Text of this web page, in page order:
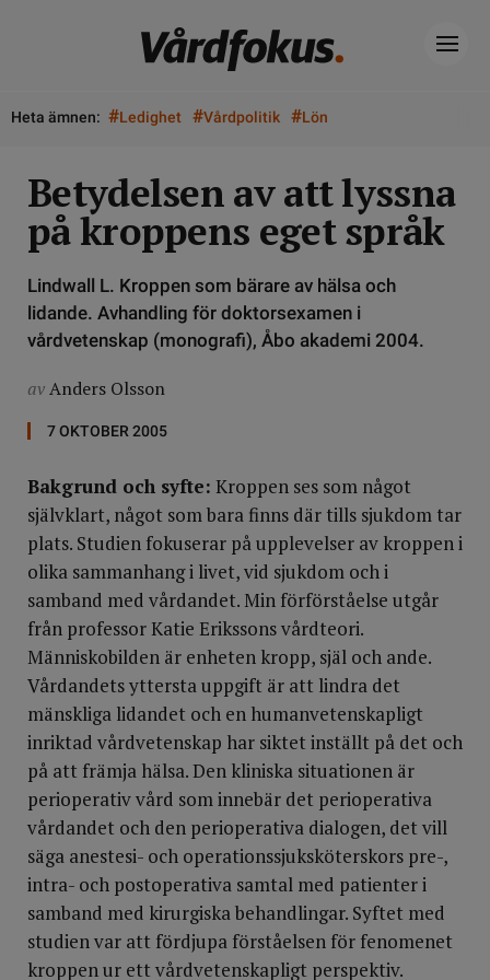
Heta ämnen: #Ledighet #Vårdpolitik #Lön
Betydelsen av att lyssna
på kroppens eget språk
Lindwall L. Kroppen som bärare av hälsa och
lidande. Avhandling för doktorsexamen i
vårdvetenskap (monografi), Åbo akademi 2004.
avAnders Olsson
7 OKTOBER 2005
Bakgrund och syfte: Kroppen ses som något
självklart, något som bara finns där tills sjukdom tar
plats. Studien fokuserar på upplevelser av kroppen i
olika sammanhang i livet, vid sjukdom och i
samband med vårdandet. Min förförståelse utgår
från professor Katie Erikssons vårdteori.
Människobilden är enheten kropp, själ och ande.
Vårdandets yttersta uppgift är att lindra det
mänskliga lidandet och en humanvetenskapligt
inriktad vårdvetenskap har siktet inställt på det och
på att främja hälsa. Den kliniska situationen är
perioperativ vård som innebär det perioperativa
vårdandet och den perioperativa dialogen, det vill
säga anestesi- och operationssjuksköterskors pre-,
intra- och postoperativa samtal med patienter i
samband med kirurgiska behandlingar. Syftet med
studien var att fördjupa förståelsen för fenomenet
kroppen ur ett vårdvetenskapligt perspektiv.